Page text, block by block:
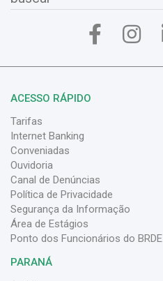
ACESSO RÁPIDO
Tarifas
Internet Banking
Conveniadas
Ouvidoria
Canal de Denúncias
Política de Privacidade
Segurança da Informação
Área de Estágios
Ponto dos Funcionários do BRDE
PARANÁ